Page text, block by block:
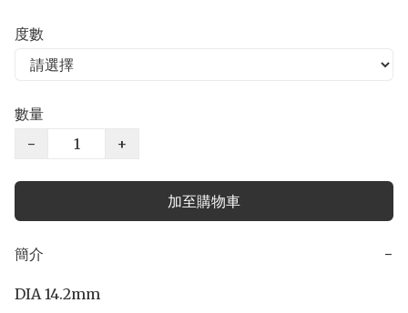
度數
數量
−
+
加至購物車
簡介 −
DIA 14.2mm